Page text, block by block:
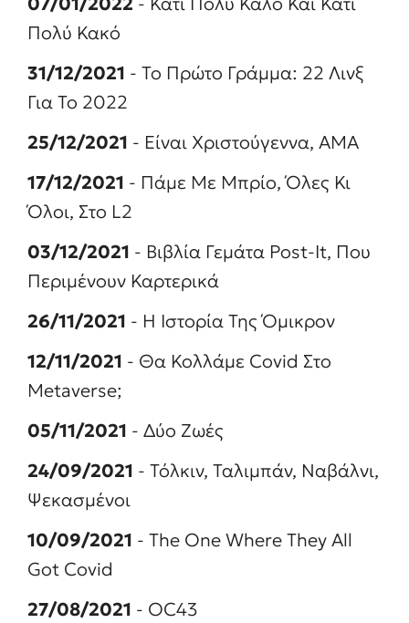
Πολύ Κακό
31/12/2021 - Το Πρώτο Γράμμα: 22 Λινξ
Για Το 2022
25/12/2021 - Είναι Χριστούγεννα, ΑΜΑ
17/12/2021 - Πάμε Με Μπρίο, Όλες Κι
Όλοι, Στο L2
03/12/2021 - Βιβλία Γεμάτα Post-It, Που
Περιμένουν Καρτερικά
26/11/2021 - Η Ιστορία Της Όμικρον
12/11/2021 - Θα Κολλάμε Covid Στο
Metaverse;
05/11/2021 - Δύο Ζωές
24/09/2021 - Τόλκιν, Ταλιμπάν, Ναβάλνι,
Ψεκασμένοι
10/09/2021 - The One Where They All
Got Covid
27/08/2021 - OC43